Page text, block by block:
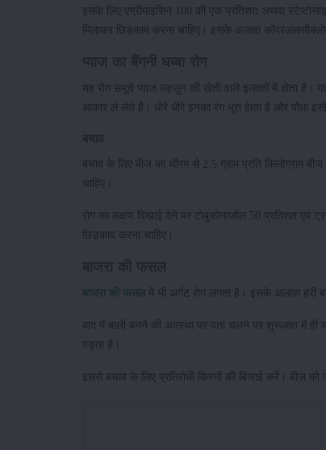
इसके लिए एग्रीमाइसिन 100 की एक प्रतिशत अथवा
मिलाकर छिड़काव करना चाहिए। इसके अलावा
यह रोग समूचे प्याज लहसुन की खेती वाले इलाकों में होता है।
आकार ले लेते हैं। धीरे धीरे इनका रंग भूरा हेाता है और पौधा
बचाव के लिए बीज का थीरम से 2.5 ग्राम प्रति किलोग्राम
चाहिए।
रोग का लक्षण दिखाई देने पर टोबुकोनाजोल 50 प्रतिशत एवं
छिड़काव करना चाहिए।
बाजरा की फसल में भी अर्गट रोग लगता है। इसके अलावा हरी
बाद में बाली बनने की अवस्था पर पता चलने पर शुरूआत में ही
पड़ता है।
इससे बचाव के लिए प्रतिरोधी किस्मों की बिजाई करें। बीज को